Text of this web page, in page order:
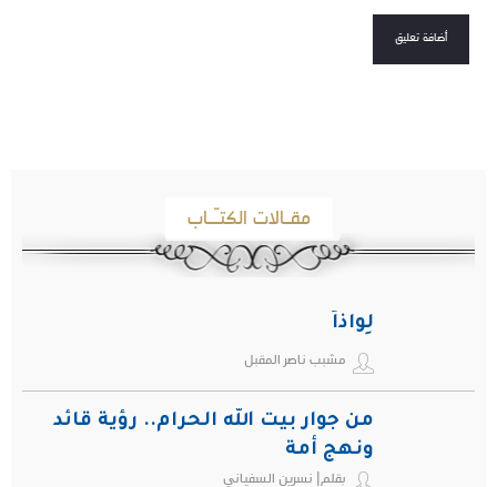
مقـالات الكتـّـاب
لِواذاً
مشبب ناصر المقبل
من جوار بيت الله الحرام.. رؤية قائد
ونهج أمة
بقلم| نسرين السفياني